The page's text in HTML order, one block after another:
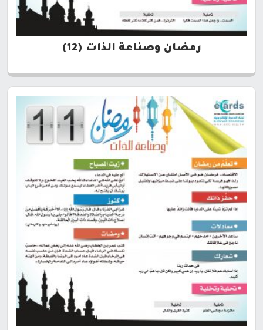
رمضان وصناعة الذات (12)